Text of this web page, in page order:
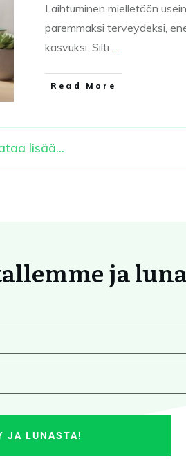
Laihtuminen mielletään
paremmaksi terveydeksi,
kasvuksi. Silti ...
Read More
lisää...
ja
JA LUNASTA!